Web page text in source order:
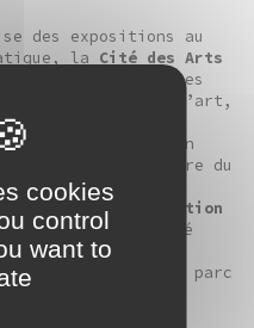
des expositions au
la Cité des Arts
ses œuvres dans les
(musées, centres d’art,
ou
espace d’exposition
à la rencontre du
Villa / Frac-Collection
installé
de caractère
d’un magnifique parc
cookies
control
want to